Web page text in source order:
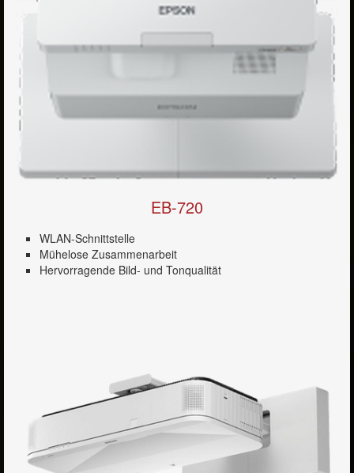
Kontakt
Service
EB-720
WLAN-Schnittstelle
Mühelose Zusammenarbeit
Hervorragende Bild- und Tonqualität